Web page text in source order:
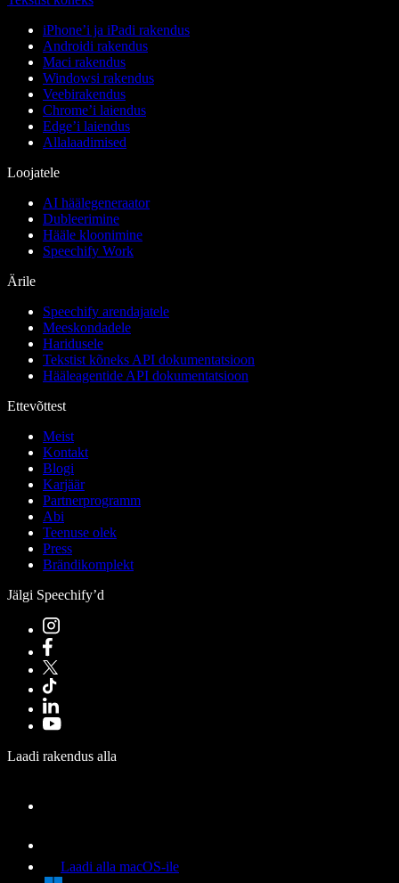
iPhone’i ja iPadi rakendus
Androidi rakendus
Maci rakendus
Windowsi rakendus
Veebirakendus
Chrome’i laiendus
Edge’i laiendus
Allalaadimised
Loojatele
AI häälegeneraator
Dubleerimine
Hääle kloonimine
Speechify Work
Ärile
Speechify arendajatele
Meeskondadele
Haridusele
Tekstist kõneks API dokumentatsioon
Hääleagentide API dokumentatsioon
Ettevõttest
Meist
Kontakt
Blogi
Karjäär
Partnerprogramm
Abi
Teenuse olek
Press
Brändikomplekt
Jälgi Speechify’d
Laadi rakendus alla
Laadi alla macOS-ile